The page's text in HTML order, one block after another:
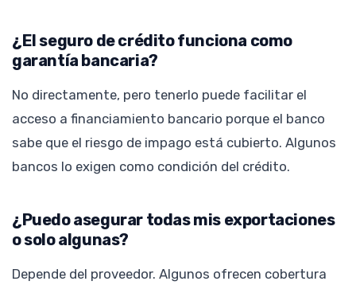
¿El seguro de crédito funciona como
garantía bancaria?
No directamente, pero tenerlo puede facilitar el
acceso a financiamiento bancario porque el banco
sabe que el riesgo de impago está cubierto. Algunos
bancos lo exigen como condición del crédito.
¿Puedo asegurar todas mis exportaciones
o solo algunas?
Depende del proveedor. Algunos ofrecen cobertura